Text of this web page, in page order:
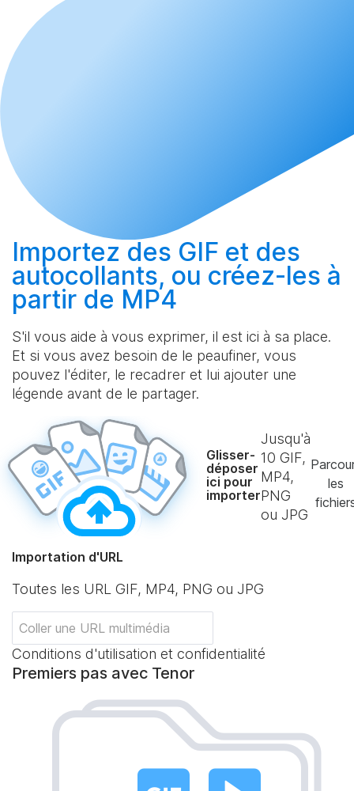
Importez des GIF et des
autocollants, ou créez-les à
partir de MP4
S'il vous aide à vous exprimer, il est ici à sa place.
Et si vous avez besoin de le peaufiner, vous
pouvez l'éditer, le recadrer et lui ajouter une
légende avant de le partager.
Glisser-
déposer
ici pour
importer
Jusqu'à
10 GIF,
MP4,
PNG
ou JPG
les
Importation d'URL
Toutes les URL GIF, MP4, PNG ou JPG
Conditions d'utilisation et confidentialité
Premiers pas avec Tenor